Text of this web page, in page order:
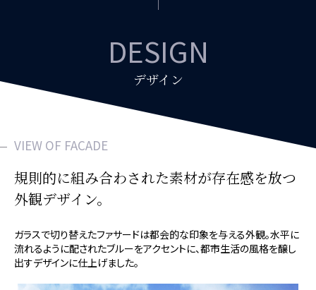
DESIGN
デザイン
VIEW OF FACADE
規則的に組み合わされた素材が存在感を放つ
外観デザイン。
ガラスで切り替えたファサードは都会的な印象を与える外観。水平に
流れるように配されたブルーをアクセントに、都市生活の風格を醸し
出すデザインに仕上げました。